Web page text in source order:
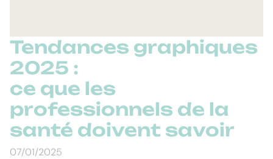
Tendances graphiques
2025 :
ce que les
professionnels de la
santé doivent savoir
07/01/2025